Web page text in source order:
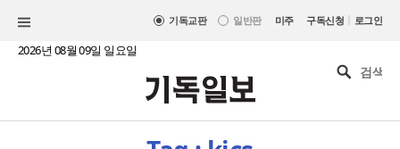
기독교판 일반판 미주 구독신청 | 로그인
2026년 08월 09일 일요일